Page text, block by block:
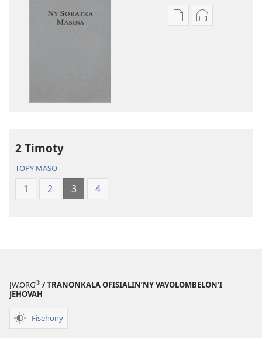
FandikanaFandikana
2 Timoty
TOPY MASO
1 2 3 4
JW.ORG® / TRANONKALA OFISIALIN’NY VAVOLOMBELON’I
JEHOVAH
Fisehony